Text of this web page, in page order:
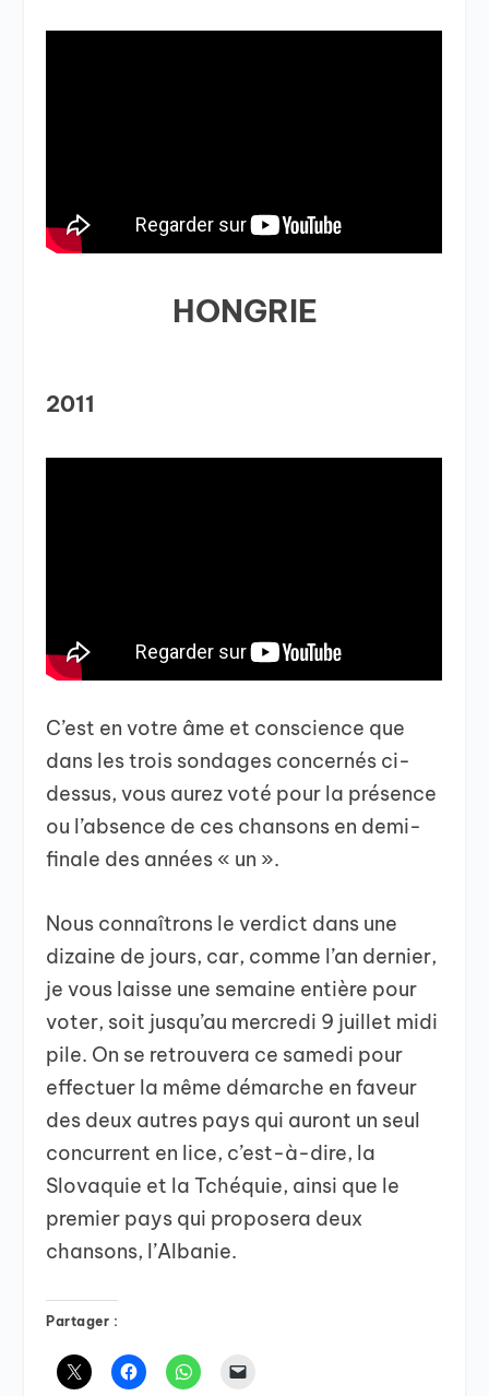
HONGRIE
2011
C’est en votre âme et conscience que
dans les trois sondages concernés ci-
dessus, vous aurez voté pour la présence
ou l’absence de ces chansons en demi-
finale des années « un ».
Nous connaîtrons le verdict dans une
dizaine de jours, car, comme l’an dernier,
je vous laisse une semaine entière pour
voter, soit jusqu’au mercredi 9 juillet midi
pile. On se retrouvera ce samedi pour
effectuer la même démarche en faveur
des deux autres pays qui auront un seul
concurrent en lice, c’est-à-dire, la
Slovaquie et la Tchéquie, ainsi que le
premier pays qui proposera deux
chansons, l’Albanie.
Partager :